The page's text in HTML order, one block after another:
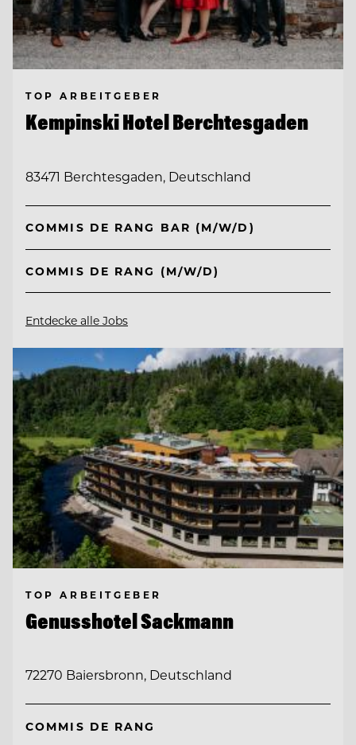
TOP ARBEITGEBER
Kempinski Hotel Berchtesgaden
83471 Berchtesgaden, Deutschland
COMMIS DE RANG BAR (M/W/D)
COMMIS DE RANG (M/W/D)
Entdecke alle Jobs
TOP ARBEITGEBER
Genusshotel Sackmann
72270 Baiersbronn, Deutschland
COMMIS DE RANG